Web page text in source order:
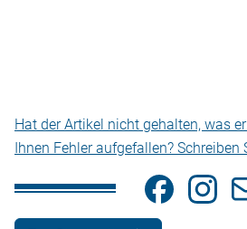
Hat der Artikel nicht gehalten, was
Ihnen Fehler aufgefallen? Schreiben